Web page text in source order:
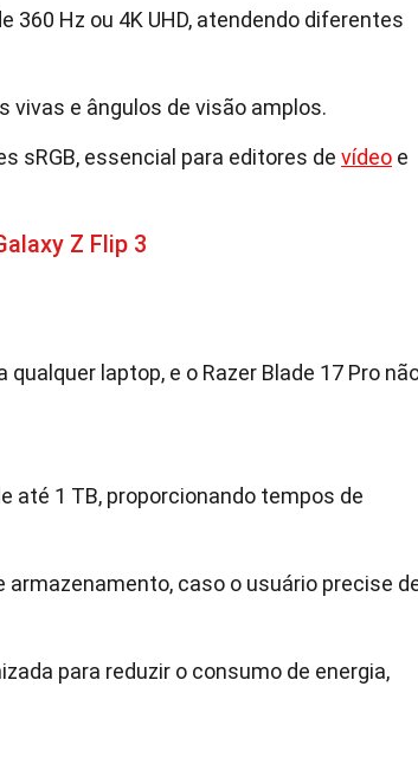
360 Hz ou 4K UHD, atendendo diferentes
vivas e ângulos de visão amplos.
sRGB, essencial para editores de vídeo e
Z Flip 3
laptop, e o Razer Blade 17 Pro
até 1 TB, proporcionando tempos de
caso o usuário precise
para reduzir o consumo de energia,